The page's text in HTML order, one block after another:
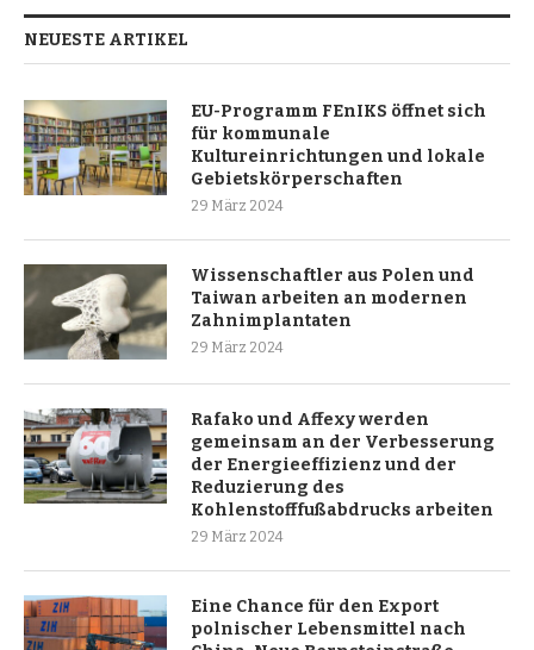
NEUESTE ARTIKEL
EU-Programm FEnIKS öffnet sich
für kommunale
Kultureinrichtungen und lokale
Gebietskörperschaften
29 März 2024
Wissenschaftler aus Polen und
Taiwan arbeiten an modernen
Zahnimplantaten
29 März 2024
Rafako und Affexy werden
gemeinsam an der Verbesserung
der Energieeffizienz und der
Reduzierung des
Kohlenstofffußabdrucks arbeiten
29 März 2024
Eine Chance für den Export
polnischer Lebensmittel nach